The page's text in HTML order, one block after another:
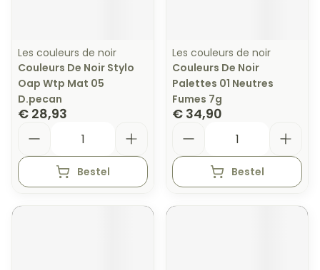
Les couleurs de noir
Couleurs De Noir Stylo
Oap Wtp Mat 05
D.pecan
€ 28,93
Bestel
Les couleurs de noir
Couleurs De Noir
Palettes 01 Neutres
Fumes 7g
€ 34,90
Bestel